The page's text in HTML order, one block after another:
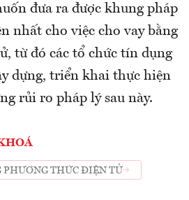
đưa ra được khung pháp
nhất cho việc cho vay bằng
từ đó các tổ chức tín dụng
dựng, triển khai thực hiện
rủi ro pháp lý sau này.
PHƯƠNG THỨC ĐIỆN TỬ